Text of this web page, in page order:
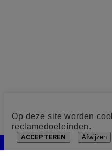
Op deze site worden
reclamedoeleinden.
ACCEPTEREN Afwijzen
Cookie toestemming